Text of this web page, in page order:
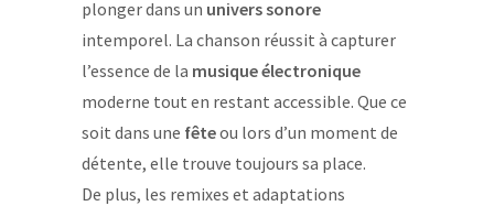
plonger dans un univers sonore
intemporel. La chanson réussit à capturer
l’essence de la musique électronique
moderne tout en restant accessible. Que ce
soit dans une fêteou lors d’un moment de
détente, elle trouve toujours sa place.
De plus, les remixes et adaptations